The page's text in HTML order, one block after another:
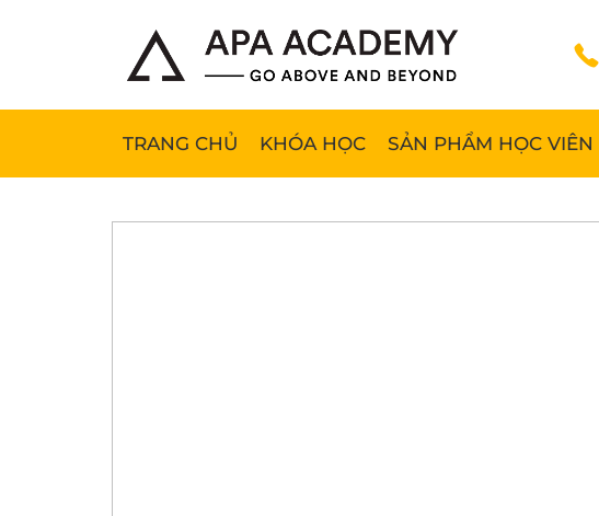
TRANG CHỦ KHÓA HỌC SẢN PHẨM HỌC VIÊN